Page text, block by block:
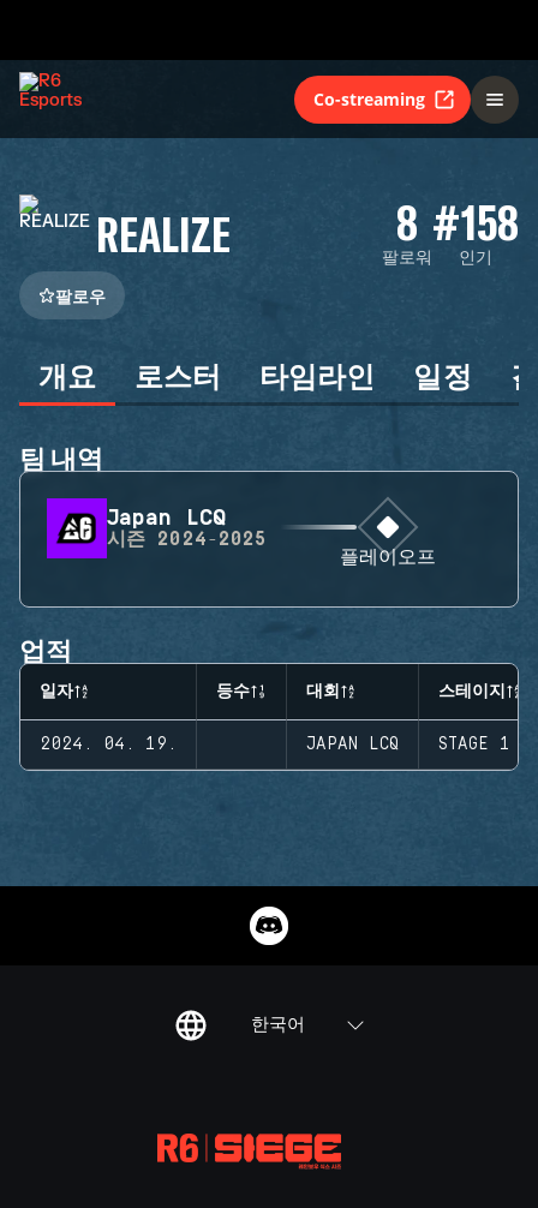
Co-streaming
REALIZE 8
팔로워
#158
인기
팔로우
개요 로스터 타임라인 일정
팀 내역
Japan LCQ
시즌 2024-2025
플레이오프
업적
일자 등수 대회 스테이지
2024. 04. 19. JAPAN LCQ STAGE 1
한국어